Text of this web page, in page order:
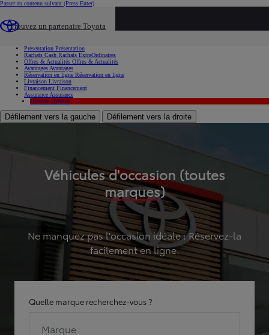
Passer au contenu suivant (Press Enter)
Trouvez un partenaire Toyota
Présentation Présentation
Rachats Cash Rachats ExtraOrdinaires
Offres & Actualités Offres & Actualités
Avantages Avantages
Réservation en ligne Réservation en ligne
Livraison Livraison
Financement Financement
Assurance Assurance
Hybride Hybride
Défilement vers la gauche Défilement vers la droite
Véhicules d'occasion (toutes
marques)
Ne manquez pas l'occasion idéale : Réservez-la
facilement en ligne.
Quelle marque recherchez-vous ?
Marque